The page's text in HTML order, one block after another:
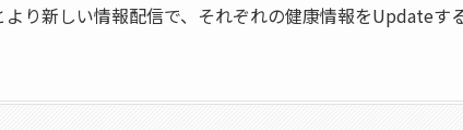
り新しい情報配信で、それぞれの健康情報をUpdateす